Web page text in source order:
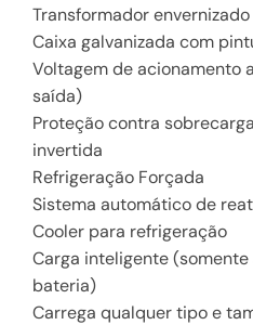
Transformador envernizado
Caixa galvanizada com
Voltagem de acionamento
saída)
Proteção contra
invertida
Refrigeração Forçada
Sistema automático de
Cooler para refrigeração
Carga inteligente
bateria)
Carrega qualquer tipo e